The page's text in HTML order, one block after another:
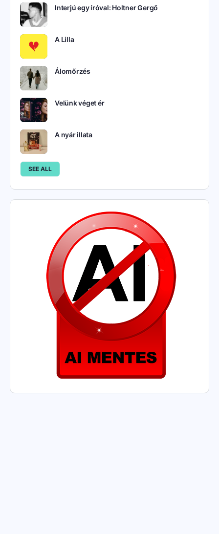
Interjú egy íróval: Holtner Gergő
A Lilla
Álomőrzés
Velünk véget ér
A nyár illata
SEE ALL